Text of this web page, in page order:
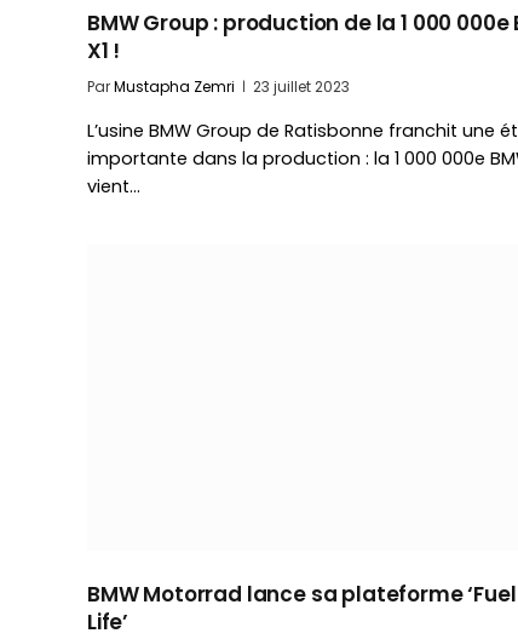
BMW Group : production de la 1 000 000e
X1 !
ParMustapha Zemri 23 juillet 2023
L’usine BMW Group de Ratisbonne franchit une
importante dans la production : la 1 000 000e
vient…
BMW Motorrad lance sa plateforme ‘Fuel
Life’